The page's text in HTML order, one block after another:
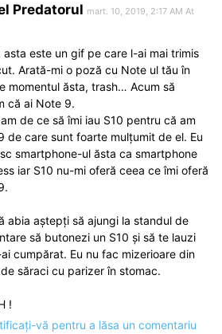
Predatorul mart. 10, 2019, 2:17 AM At
asta este un gif pe care l-ai mai trimis
Arată-mi o poză cu Note ul tău în
momentul ăsta, trash… Acum să
că ai Note 9.
am de ce să îmi iau S10 pentru că am
de care sunt foarte mulțumit de el. Eu
smartphone-ul ăsta ca smartphone
iar S10 nu-mi oferă ceea ce îmi oferă
abia aștepți să ajungi la standul de
să butonezi un S10 și să te lauzi
cumpărat. Eu nu fac mizerioare din
săraci cu parizer în stomac.
!
vă pentru a lăsa un comentariu